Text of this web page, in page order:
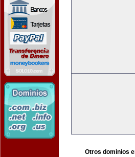
Otros dominios